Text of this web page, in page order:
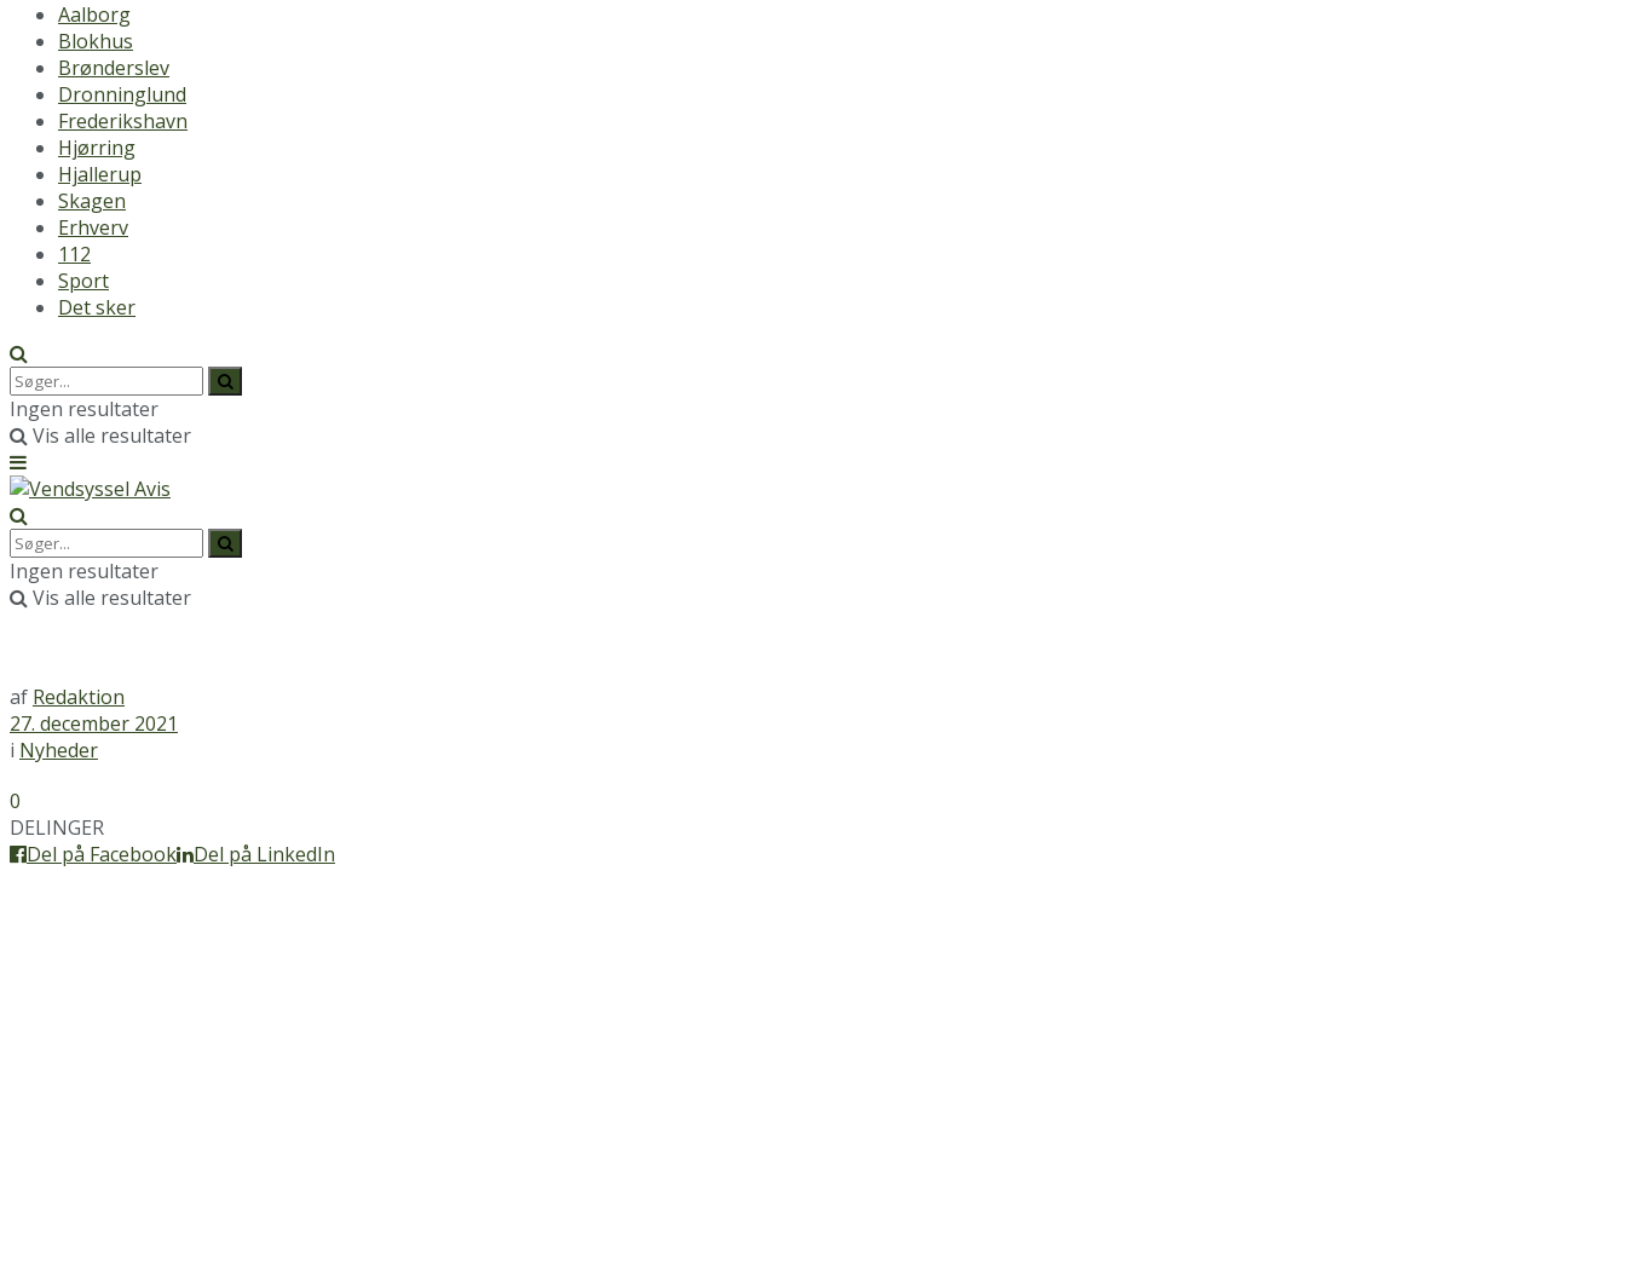
Aalborg
Blokhus
Brønderslev
Dronninglund
Frederikshavn
Hjørring
Hjallerup
Skagen
Erhverv
112
Sport
Det sker
Ingen resultater
Vis alle resultater
Ingen resultater
Vis alle resultater
af Redaktion
27. december 2021
i Nyheder
0
DELINGER
Del på Facebook
Del på LinkedIn